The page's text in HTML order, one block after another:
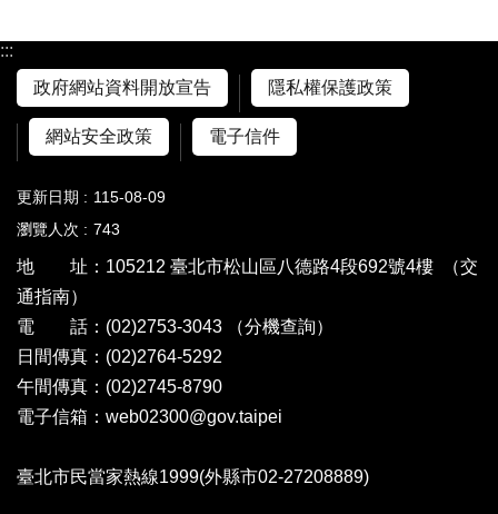
:::
政府網站資料開放宣告
隱私權保護政策
網站安全政策 電子信件
更新日期
115-08-09
瀏覽人次
743
地 址：105212 臺北市松山區八德路4段692號4樓
（交
通指南）
電 話：(02)2753-3043
（分機查詢）
日間傳真：(02)2764-5292
午間傳真：(02)2745-8790
電子信箱：web02300@gov.taipei
臺北市民當家熱線1999(外縣市02-27208889)